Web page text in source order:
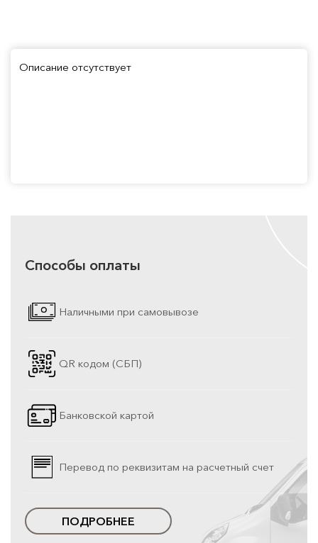
Описание отсутствует
Способы оплаты
Наличными при самовывозе
QR кодом (СБП)
Банковской картой
Перевод по реквизитам на расчетный счет
ПОДРОБНЕЕ